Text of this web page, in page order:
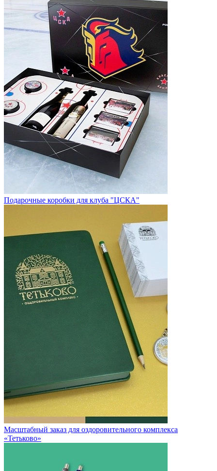
Подарочные коробки для клуба "ЦСКА"
Масштабный заказ для оздоровительного комплекса
«Тетьково»